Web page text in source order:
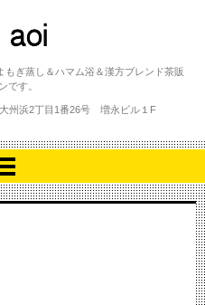
ぎ蒸し＆ハマム浴＆漢方ブレンド茶販
です。
大州浜2丁目1番26号 増永ビル１F